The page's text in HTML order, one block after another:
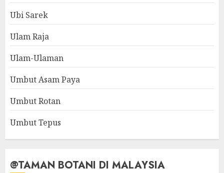
Ubi Sarek
Ulam Raja
Ulam-Ulaman
Umbut Asam Paya
Umbut Rotan
Umbut Tepus
@TAMAN BOTANI DI MALAYSIA